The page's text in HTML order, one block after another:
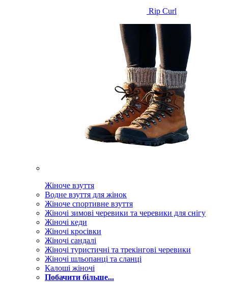
Rip Curl
Жіноче взуття
Водне взуття для жінок
Жіноче спортивне взуття
Жіночі зимові черевики та черевики для снігу
Жіночі кеди
Жіночі кросівки
Жіночі сандалі
Жіночі туристичні та трекінгові черевики
Жіночі шльопанці та сланці
Калоші жіночі
Побачити більше...